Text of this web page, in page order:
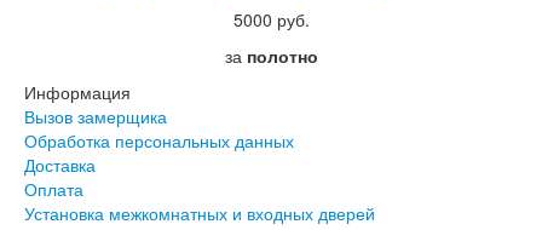
5000 руб.
за полотно
Информация
Вызов замерщика
Обработка персональных данных
Доставка
Оплата
Установка межкомнатных и входных дверей